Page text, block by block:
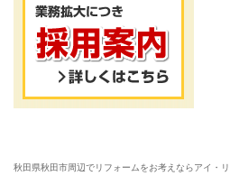
秋田県秋田市周辺でリフォームをお考えならアイ・リ